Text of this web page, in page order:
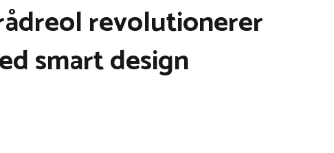
revolutionerer
smart design